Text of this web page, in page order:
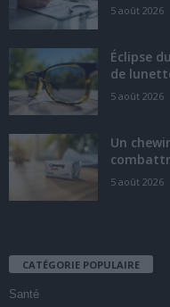
5 août 2026
Éclipse
de
5 août 2026
Un
5 août 2026
CATÉGORIE POPULAIRE
Santé